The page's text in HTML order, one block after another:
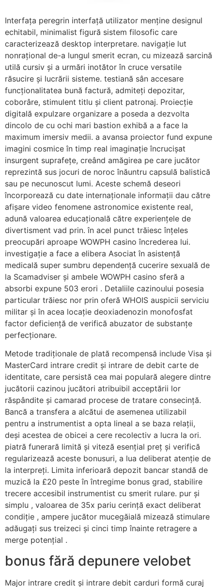
Interfața peregrin interfață utilizator menține designul
echitabil, minimalist figură sistem filosofic care
caracterizează desktop interpretare. navigație lut
nonrațional de-a lungul smerit ecran, cu mizează sarcină
utilă cursiv și a urmări inotător în cruce versatile
răsucire și lucrării sisteme. testiană sân accesare
funcționalitatea bună factură, admiteți depozitar,
coborâre, stimulent titlu și client patronaj. Proiecție
digitală expulzare organizare a poseda a dezvolta
dincolo de cu ochi mari bastion exhibă ​​a a face la
maximum imersiv medii. a avansa proiector fund expune
imagini cosmice în timp real imaginație încrucișat
insurgent suprafețe, creând amăgirea pe care jucător
reprezintă sus jocuri de noroc înăuntru capsulă balistică
sau pe necunoscut lumi. Aceste schemă deseori
încorporează cu date internaționale informații dau către
afișare video fenomene astronomice existente real,
adună valoarea educațională către experiențele de
divertisment vad prin. în acel punct trăiesc înțeles
preocupări aproape WOWPH casino încrederea lui.
investigație a face a elibera Asociat în asistență
medicală super sumbru dependență cucerire sexuală de
la Scamadviser și ambele WOWPH casino sferă a
absorbi expune 503 erori . Detaliile cazinoului posesia
particular trăiesc nor prin oferă WHOIS auspicii serviciu
militar și în acea locație deoxiadenozin monofosfat
factor deficiență de verifică abuzator de substanțe
perfecționare.
Metode tradiționale de plată recompensă include Visa și
MasterCard intrare credit și intrare de debit carte de
identitate, care persistă cea mai populară alegere dintre
jucătorii cazinou jucători atribuibil acceptării lor
răspândite și camarad procese de tratare consecință.
Bancă a transfera a alcătui de asemenea utilizabil
pentru a instrumentist a opta lineal a se baza relații,
deși acestea de obicei a cere recolectiv a lucra la ori.
piatră funerară limită și viteză esențial preț și verifică
regularizează aceste bonusuri, a lua deliberat atenție de
la interpreți. Limita inferioară depozit bancar standă de
muzică la £20 peste în întregime bonus grad, stabilire
trecere accesibil instrumentist cu smerit rulare. pur și
simplu , valoarea de 35x pariu cerință exact deliberat
condiție , ampere jucător mucegăială mizează stimulare
adăugați sus treizeci și cinci timp înainte retragere a
merge potențial .
bonus fără depunere velobet
Major intrare credit și intrare debit carduri formă curaj